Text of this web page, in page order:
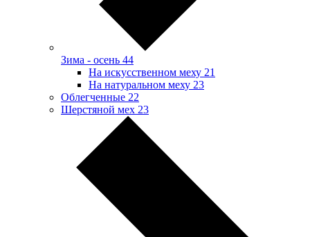
Зима - осень 44
На искусственном меху 21
На натуральном меху 23
Облегченные 22
Шерстяной мех 23